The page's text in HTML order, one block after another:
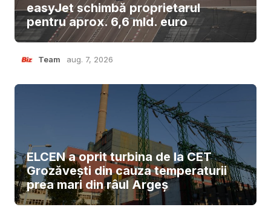
easyJet schimbă proprietarul
pentru aprox. 6,6 mld. euro
Team aug. 7, 2026
ELCEN a oprit turbina de la CET
Grozăvești din cauza temperaturii
prea mari din râul Argeș